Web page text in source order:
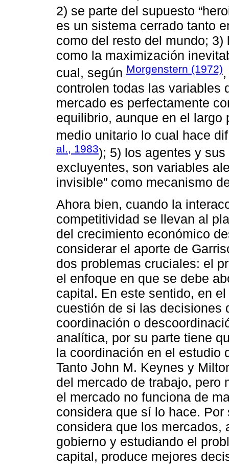
2) se parte del supuesto
es un sistema cerrado tanto
como del resto del mundo;
como la maximización
cual, según Morgenstern (1972)
controlen todas las variables
mercado es perfectamente
equilibrio, aunque en el
medio unitario lo cual hace
al., 1983); 5) los agentes y
excluyentes, son variables
invisible” como mecanismo
Ahora bien, cuando la
competitividad se llevan al
del crecimiento económico
considerar el aporte de
dos problemas cruciales: el
el enfoque en que se debe
capital. En este sentido, en
cuestión de si las decisiones
coordinación o
analítica, por su parte tiene
la coordinación en el estudio
Tanto John M. Keynes y
del mercado de trabajo, pero
el mercado no funciona de
considera que sí lo hace.
considera que los mercados,
gobierno y estudiando el
capital, produce mejores